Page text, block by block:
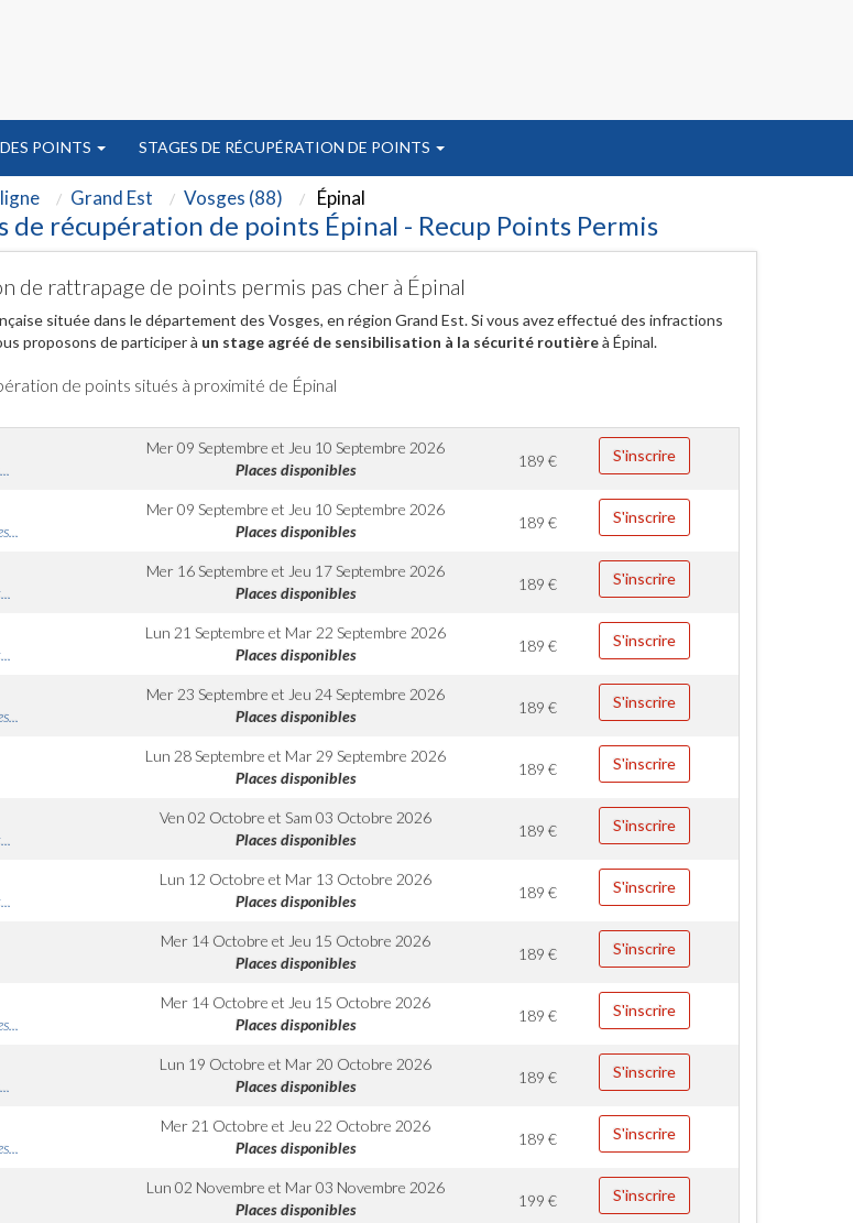
POINTS STAGES DE RÉCUPÉRATION DE POINTS
Grand Est Vosges (88) Épinal
de récupération de points Épinal - Recup Points Permis
de rattrapage de points permis pas cher à Épinal
située dans le département des Vosges, en région Grand Est. Si vous avez effectué des infractions
proposons de participer à un stage agréé de sensibilisation à la sécurité routièreà Épinal.
de points situés à proximité de Épinal
Mer 09 Septembre et Jeu 10 Septembre 2026
Places disponibles
189€ S'inscrire
Mer 09 Septembre et Jeu 10 Septembre 2026
Places disponibles
189€ S'inscrire
Mer 16 Septembre et Jeu 17 Septembre 2026
Places disponibles
189€ S'inscrire
Lun 21 Septembre et Mar 22 Septembre 2026
Places disponibles
189€ S'inscrire
Mer 23 Septembre et Jeu 24 Septembre 2026
Places disponibles
189€ S'inscrire
Lun 28 Septembre et Mar 29 Septembre 2026
Places disponibles
189€ S'inscrire
Ven 02 Octobre etSam 03 Octobre 2026
Places disponibles
189€ S'inscrire
Lun 12 Octobre et Mar 13 Octobre 2026
Places disponibles
189€ S'inscrire
Mer 14 Octobre et Jeu 15 Octobre 2026
Places disponibles
189€ S'inscrire
Mer 14 Octobre et Jeu 15 Octobre 2026
Places disponibles
189€ S'inscrire
Lun 19 Octobre et Mar 20 Octobre 2026
Places disponibles
189€ S'inscrire
Mer 21 Octobre et Jeu 22 Octobre 2026
Places disponibles
189€ S'inscrire
Lun 02 Novembre et Mar 03 Novembre 2026
Places disponibles
199€ S'inscrire